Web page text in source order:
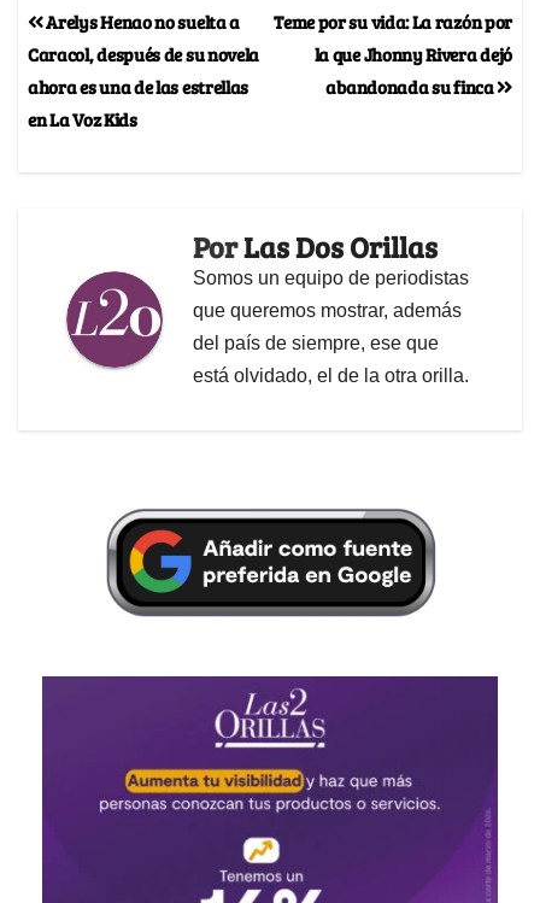
Teme por su vida: La razón por
la que Jhonny Rivera dejó
abandonada su finca
Arelys Henao no suelta a
Caracol, después de su novela
ahora es una de las estrellas
en La Voz Kids
PorLas Dos Orillas
Somos un equipo de periodistas
que queremos mostrar, además
del país de siempre, ese que
está olvidado, el de la otra orilla.